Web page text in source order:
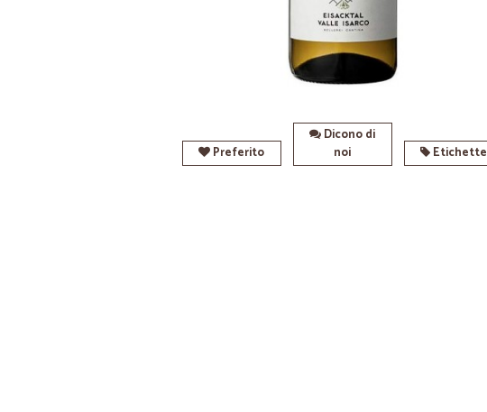
Preferito
Dicono di
noi
Etichette